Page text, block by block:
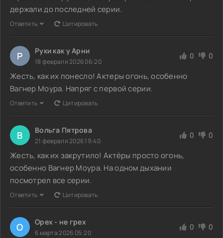
держали до последней серии.
Ответить Цитировать
Р Руки как у Арни
18 февраля 2026 06:20
0 0
Жесть, как их понесло! Актеры огонь, особенно
Вагнер Моура. Напряг с первой серии.
Ответить Цитировать
В Вольга Пятрова
21 февраля 2026 19:40
0 0
Жесть, как их закрутило! Актёры просто огонь,
особенно Вагнер Моура. На одном дыхании
посмотрел все серии.
Ответить Цитировать
О Орех - не грех
6 марта 2026 05:20
0 0